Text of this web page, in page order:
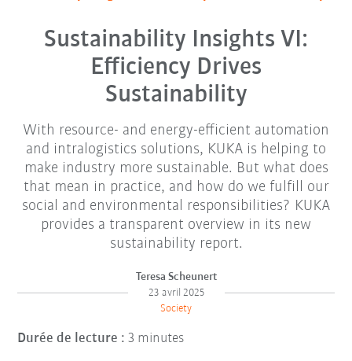
Sustainability Insights VI:
Efficiency Drives
Sustainability
With resource- and energy-efficient automation
and intralogistics solutions, KUKA is helping to
make industry more sustainable. But what does
that mean in practice, and how do we fulfill our
social and environmental responsibilities? KUKA
provides a transparent overview in its new
sustainability report.
Teresa Scheunert
23 avril 2025
Society
Durée de lecture : 3 minutes